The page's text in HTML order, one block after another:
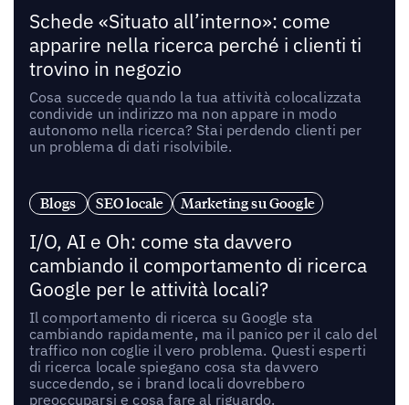
Schede «Situato all’interno»: come
apparire nella ricerca perché i clienti ti
trovino in negozio
Cosa succede quando la tua attività colocalizzata
condivide un indirizzo ma non appare in modo
autonomo nella ricerca? Stai perdendo clienti per
un problema di dati risolvibile.
Blogs SEO locale Marketing su Google
I/O, AI e Oh: come sta davvero
cambiando il comportamento di ricerca
Google per le attività locali?
Il comportamento di ricerca su Google sta
cambiando rapidamente, ma il panico per il calo del
traffico non coglie il vero problema. Questi esperti
di ricerca locale spiegano cosa sta davvero
succedendo, se i brand locali dovrebbero
preoccuparsi e cosa fare al riguardo.